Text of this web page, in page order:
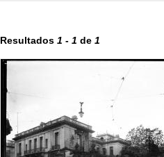
Resultados 1 - 1 de 1